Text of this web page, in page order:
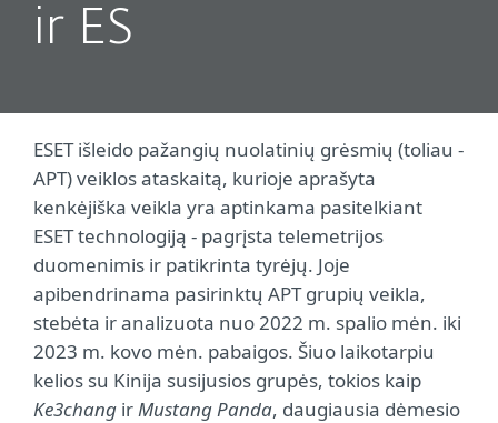
ir ES
ESET išleido pažangių nuolatinių grėsmių (toliau -
APT) veiklos ataskaitą, kurioje aprašyta
kenkėjiška veikla yra aptinkama pasitelkiant
ESET technologiją - pagrįsta telemetrijos
duomenimis ir patikrinta tyrėjų. Joje
apibendrinama pasirinktų APT grupių veikla,
stebėta ir analizuota nuo 2022 m. spalio mėn. iki
2023 m. kovo mėn. pabaigos. Šiuo laikotarpiu
kelios su Kinija susijusios grupės, tokios kaip
Ke3chang irMustang Panda, daugiausia dėmesio